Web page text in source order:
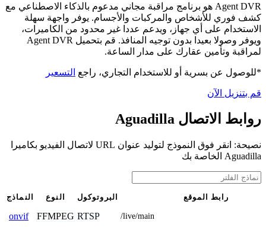
Agent DVR هو برنامج مراقبة مجاني مدعوم بالذكاء الاصطناعي مع
كشف فوري للأشخاص والمركبات والأجسام. يوفر واجهة سهلة
الاستخدام على أي جهاز، ويدعم عددا غير محدود من الكاميرات،
ويوفر وصولا بعيدا بدون توجيه المنافذ. قم بتحميل Agent DVR
لمراقبة وتأمين عقارك على مدار الساعة.
*للوصول عن بسرية أو للاستخدام التجاري، راجع التسعير
قم بتنزيل الآن
روابط الاتصال Aguadilla
نصيحة: انقر فوق النموذج لتوليد عنوان URL لاتصال الفيديو بكاميرا
Aguadilla الخاصة بك
النماذج النوع البروتوكول رابط الموقع
onvif FFMPEG RTSP /live/main